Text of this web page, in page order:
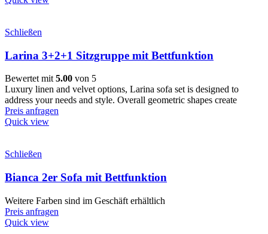
Schließen
Larina 3+2+1 Sitzgruppe mit Bettfunktion
Bewertet mit5.00 von 5
Luxury linen and velvet options, Larina sofa set is designed to
address your needs and style. Overall geometric shapes create
Preis anfragen
Quick view
Schließen
Bianca 2er Sofa mit Bettfunktion
Weitere Farben sind im Geschäft erhältlich
Preis anfragen
Quick view